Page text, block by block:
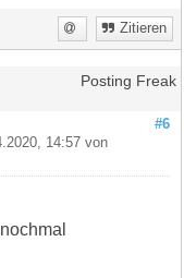
Zitieren
Posting Freak
#6
14:57 von